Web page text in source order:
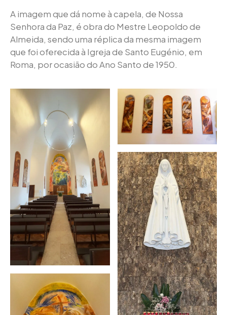
A imagem que dá nome à capela, de Nossa
Senhora da Paz, é obra do Mestre Leopoldo de
Almeida, sendo uma réplica da mesma imagem
que foi oferecida à Igreja de Santo Eugénio, em
Roma, por ocasião do Ano Santo de 1950.